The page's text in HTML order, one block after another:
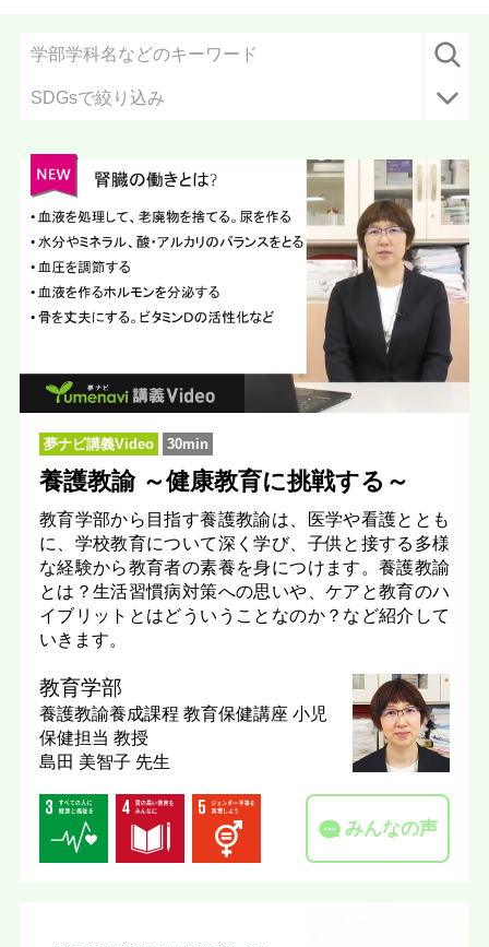
SDGsで絞り込み
夢ナビ講義Video 30min
養護教諭 ～健康教育に挑戦する～
教育学部から目指す養護教諭は、医学や看護ととも
に、学校教育について深く学び、子供と接する多様
な経験から教育者の素養を身につけます。養護教諭
とは？生活習慣病対策への思いや、ケアと教育のハ
イブリットとはどういうことなのか？など紹介して
いきます。
教育学部
養護教諭養成課程 教育保健講座 小児
保健担当 教授
島田 美智子 先生
みんなの声